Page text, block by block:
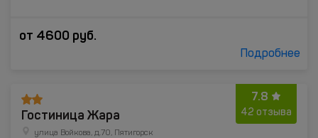
от 4600 руб.
Подробнее
7.8
42 отзыва
Гостиница Жара
улица Войкова, д.70, Пятигорск